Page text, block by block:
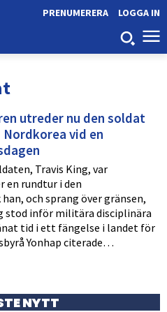
LOGGA IN
PRENUMERERA
utreder nu den soldat
vid en
Travis King, var
en rundtur i den
och sprang över gränsen,
stod inför militära disciplinära
tid i ett fängelse i landet för
Yonhap citerade…
NYTT